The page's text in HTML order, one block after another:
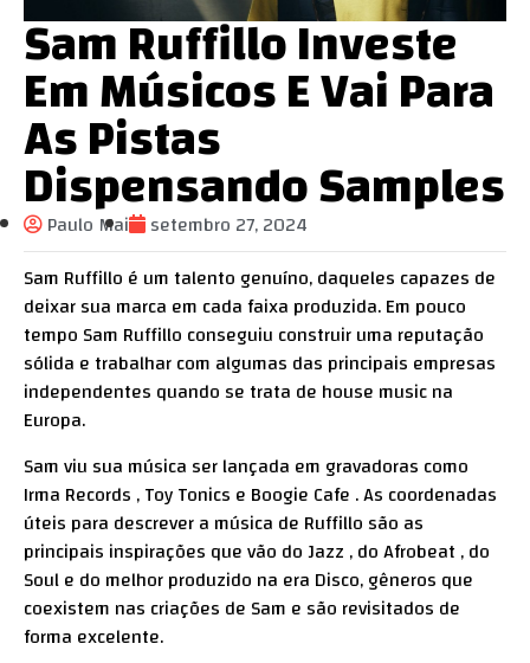
Sam Ruffillo Investe
Em Músicos E Vai Para
As Pistas
Dispensando Samples
Paulo Mai
setembro 27, 2024
Sam Ruffillo é um talento genuíno, daqueles capazes de
deixar sua marca em cada faixa produzida. Em pouco
tempo Sam Ruffillo conseguiu construir uma reputação
sólida e trabalhar com algumas das principais empresas
independentes quando se trata de house music na
Europa.
Sam viu sua música ser lançada em gravadoras como
Irma Records , Toy Tonics e Boogie Cafe . As coordenadas
úteis para descrever a música de Ruffillo são as
principais inspirações que vão do Jazz , do Afrobeat , do
Soul e do melhor produzido na era Disco, gêneros que
coexistem nas criações de Sam e são revisitados de
forma excelente.